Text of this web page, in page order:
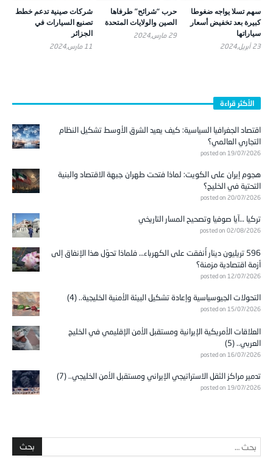
سهم تسلا يواجه ضغوطا
كبيرة بعد تخفيض أسعار
سياراتها
23 أبريل,2024
حرب “شرائح” طرفاها
الصين والولايات المتحدة
29 مارس,2024
شركات صينية تدعم خطط
تصنيع السيارات في
الجزائر
11 مارس,2024
الأكثر قراءة
اقتصاد الجغرافيا السياسية: كيف يعيد الشرق الأوسط تشكيل النظام
التجاري العالمي؟
posted on 19/07/2026
هجوم إيران على الكويت: لماذا فتحت طهران جبهة الاقتصاد والبنية
التحتية في الخليج؟
posted on 20/07/2026
تركيا …آيا صوفيا وتصحيح المسار التاريخي
posted on 02/08/2026
596 تريليون دينار أُنفقت على الكهرباء… فلماذا تحوّل هذا الإنفاق إلى
أزمة اقتصادية مزمنة؟
posted on 12/07/2026
التحولات الجيوسياسية وإعادة تشكيل البيئة الأمنية الخليجية.. (4)
posted on 15/07/2026
العلاقات الأمريكية الإيرانية ومستقبل الأمن الإقليمي في الخليج
العربي.. (5)
posted on 16/07/2026
تدمير مراكز الثقل الاستراتيجي الإيراني ومستقبل الأمن الخليجي.. (7)
posted on 19/07/2026